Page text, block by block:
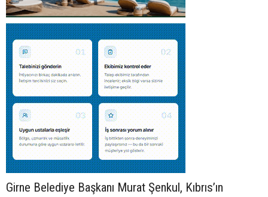
Girne Belediye Başkanı Murat Şenkul, Kıbrıs’ın